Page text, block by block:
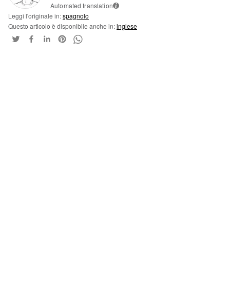
Automated translation i
Leggi l'originale in:spagnolo
Questo articolo è disponibile anche in:inglese